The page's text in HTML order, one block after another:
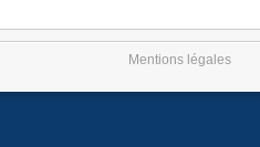
Mentions légales